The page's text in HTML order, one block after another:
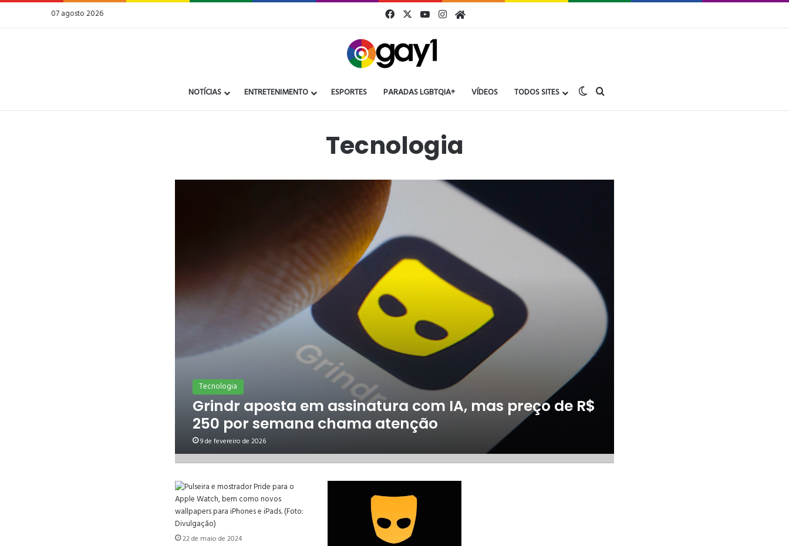
07 agosto 2026 Facebook YouTubeInstagram
NOTÍCIAS ENTRETENIMENTO ESPORTES PARADAS LGBTQIA+ VÍDEOS TODOS SITES Switch skin
Tecnologia
Tecnologia
Grindr aposta em assinatura com IA, mas preço de R$
250 por semana chama atenção
9 de fevereiro de 2026
22 de maio de 2024